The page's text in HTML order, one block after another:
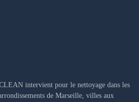
intervient pour le nettoyage dans les
de Marseille, villes aux